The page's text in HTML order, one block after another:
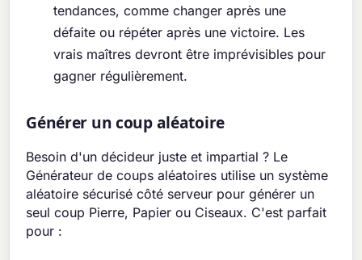
tendances, comme changer après une
défaite ou répéter après une victoire. Les
vrais maîtres devront être imprévisibles pour
gagner régulièrement.
Générer un coup aléatoire
Besoin d'un décideur juste et impartial ? Le
Générateur de coups aléatoires utilise un système
aléatoire sécurisé côté serveur pour générer un
seul coup Pierre, Papier ou Ciseaux. C'est parfait
pour :